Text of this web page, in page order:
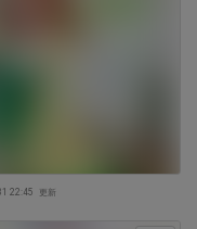
22:45 更新